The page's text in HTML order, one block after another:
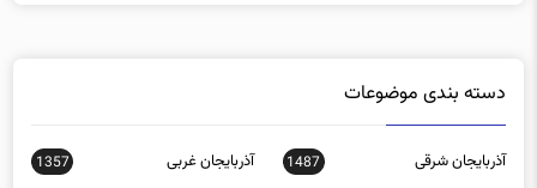
آذربایجان شرقی
اجتماعی 15588 اخبار استانها 0